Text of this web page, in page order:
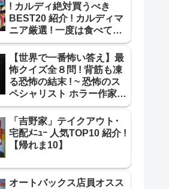
! カルディ絶対買うべき
BEST20 紹介 ! カルディマ
ニア厳選 ! 一度は食べて欲
しいBEST20 !【ｻﾀﾃﾞｰﾌﾟﾗ
ｽ】
【世界で一番怖い答え】最
怖クイズ全８問 ! 背筋も凍
る恐怖の結末 ! ~ 恐怖のス
ペシャリスト ホラー作家が
作成 最怖推理問題まとめ !
「吉野家」テイクアウト･
宅配ﾒﾆｭｰ 人気TOP10 紹介 !
【帰れま10】
オートバックス店員オスス